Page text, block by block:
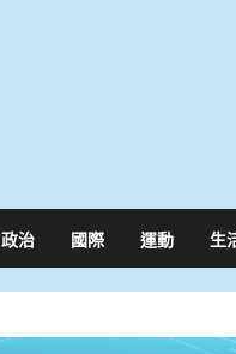
政治 國際 運動 生